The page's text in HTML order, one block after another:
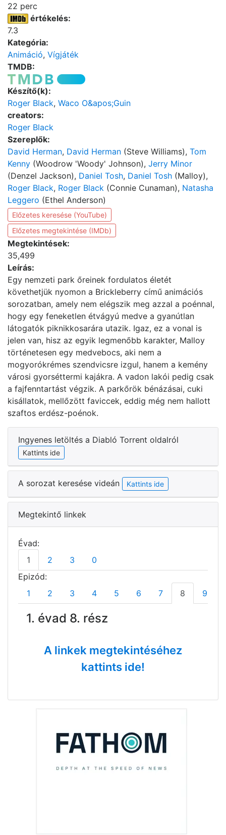
22 perc
értékelés:
7.3
Kategória:
Animáció, Vígjáték
TMDB:
Készítő(k):
Roger Black, Waco O&apos;Guin
creators:
Roger Black
Szereplők:
David Herman, David Herman (Steve Williams), Tom
Kenny (Woodrow 'Woody' Johnson), Jerry Minor
(Denzel Jackson), Daniel Tosh, Daniel Tosh (Malloy),
Roger Black, Roger Black (Connie Cunaman), Natasha
Leggero (Ethel Anderson)
Előzetes keresése (YouTube)
Előzetes megtekintése (IMDb)
Megtekintések:
35,499
Leírás:
Egy nemzeti park őreinek fordulatos életét
követhetjük nyomon a Brickleberry című animációs
sorozatban, amely nem elégszik meg azzal a poénnal,
hogy egy feneketlen étvágyú medve a gyanútlan
látogatók piknikkosarára utazik. Igaz, ez a vonal is
jelen van, hisz az egyik legmenőbb karakter, Malloy
történetesen egy medvebocs, aki nem a
mogyorókrémes szendvicsre izgul, hanem a kemény
városi gyorséttermi kajákra. A vadon lakói pedig csak
a fajfenntartást végzik. A parkőrök bénázásai, cuki
kisállatok, mellőzött faviccek, eddig még nem hallott
szaftos erdész-poénok.
Ingyenes letöltés a Diabló Torrent oldalról
Kattints ide
A sorozat keresése videán Kattints ide
Megtekintő linkek
Évad:
1
2 3
0
Epizód:
1
2 3 4 5 6 7 8 9
1. évad 8. rész
A linkek megtekintéséhez
kattints ide!